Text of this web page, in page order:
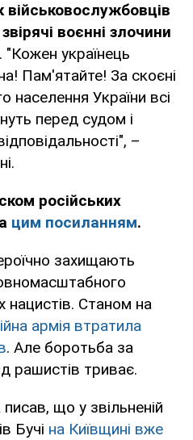
військовослужбовців
воєнні злочини
. "Кожен українець
Пам'ятайте! За скоєні
населення України всі
перед судом і
–
російських
цим посиланням.
захищають
нацистів. Станом на
армія втратила
. Але боротьба за
рашистів триває.
що у звільненій
Бучі на Київщині вже